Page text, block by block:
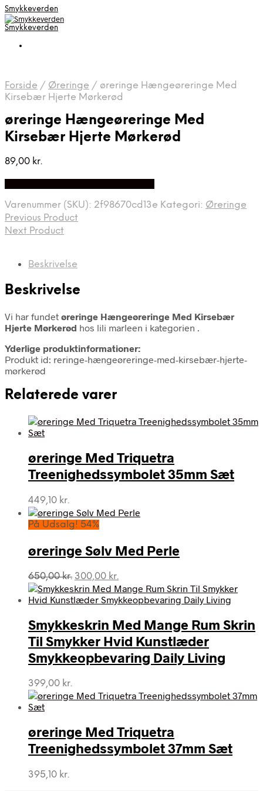
Smykkeverden
Smykkeverden
Forside / Øreringe / øreringe Hængeøreringe Med
Kirsebær Hjerte Mørkerød
øreringe Hængeøreringe Med
Kirsebær Hjerte Mørkerød
89,00 kr.
Varenummer (SKU): 2f98670cd13e Kategori: Øreringe
Previous Product
Next Product
Beskrivelse
Beskrivelse
Vi har fundet øreringe Hængeøreringe Med Kirsebær
Hjerte Mørkerød hos lili marleen i kategorien .
Yderlige produktinformationer:
Produkt id: reringe-hængeøreringe-med-kirsebær-hjerte-
mørkerød
Relaterede varer
øreringe Med Triquetra
Treenighedssymbolet 35mm Sæt
449,10 kr.
På Udsalg! 54%
øreringe Sølv Med Perle
650,00kr. Den
oprindelige
pris
650,00 kr..
300,00 kr.
aktuelle
pris
300,00 kr..
Smykkeskrin Med Mange Rum Skrin
Til Smykker Hvid Kunstlæder
Smykkeopbevaring Daily Living
399,00 kr.
øreringe Med Triquetra
Treenighedssymbolet 37mm Sæt
395,10 kr.